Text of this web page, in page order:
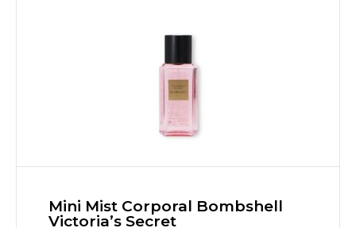
Mini Mist Corporal Bombshell
Victoria’s Secret